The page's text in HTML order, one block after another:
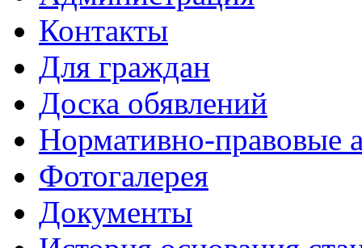
Контакты
Для граждан
Доска обявлений
Нормативно-правовые
Фотогалерея
Документы